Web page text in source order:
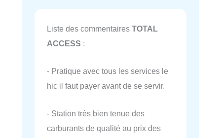
Liste des commentaires TOTAL
ACCESS :
- Pratique avec tous les services le
hic il faut payer avant de se servir.
- Station très bien tenue des
carburants de qualité au prix des